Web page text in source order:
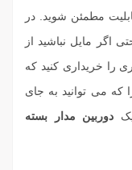
مطمئن شوید. در
اگر مایل نباشید از
را خریداری کنید که
که می توانید به جای
دوربین مدار بسته